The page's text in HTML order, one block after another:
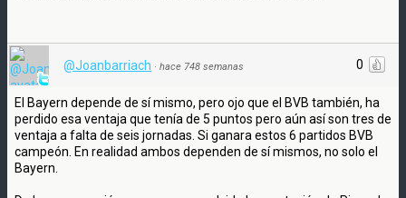
0
@Joanbarriach · hace 748 semanas
El Bayern depende de sí mismo, pero ojo que el BVB también, ha
perdido esa ventaja que tenía de 5 puntos pero aún así son tres de
ventaja a falta de seis jornadas. Si ganara estos 6 partidos BVB
campeón. En realidad ambos dependen de sí mismos, no solo el
Bayern.